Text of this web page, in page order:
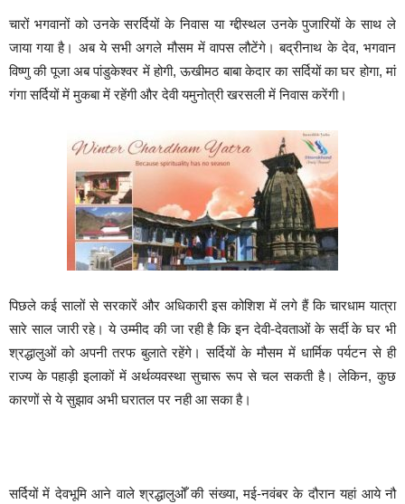
चारों भगवानों को उनके सरर्दियों के निवास या ग्द्दीस्थल उनके पुजारियों के साथ ले
जाया गया है। अब ये सभी अगले मौसम में वापस लौटेंगे। बद्रीनाथ के देव, भगवान
विष्णु की पूजा अब पांडुकेश्वर में होगी, ऊखीमठ बाबा केदार का सर्दियों का घर होगा, मां
गंगा सर्दियों में मुकबा में रहेंगी और देवी यमुनोत्री खरसली में निवास करेंगी।
पिछले कई सालों से सरकारें और अधिकारी इस कोशिश में लगे हैं कि चारधाम यात्रा
सारे साल जारी रहे। ये उम्मीद की जा रही है कि इन देवी-देवताओं के सर्दी के घर भी
श्रद्धालुओं को अपनी तरफ बुलाते रहेंगे। सर्दियों के मौसम में धार्मिक पर्यटन से ही
राज्य के पहाड़ी इलाकों में अर्थव्यवस्था सुचारू रूप से चल सकती है। लेकिन, कुछ
कारणों से ये सुझाव अभी घरातल पर नही आ सका है।
सर्दियों में देवभूमि आने वाले श्रद्धालुओँ की संख्या, मई-नवंबर के दौरान यहां आये नौ